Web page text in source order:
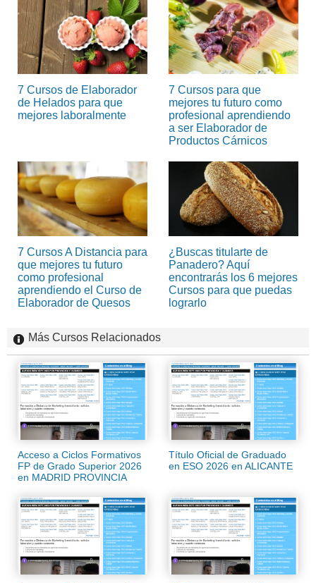
7 Cursos de Elaborador
de Helados para que
mejores laboralmente
7 Cursos para que
mejores tu futuro como
profesional aprendiendo
a ser Elaborador de
Productos Cárnicos
7 Cursos A Distancia para
que mejores tu futuro
como profesional
aprendiendo el Curso de
Elaborador de Quesos
¿Buscas titularte de
Panadero? Aquí
encontrarás los 6 mejores
Cursos para que puedas
lograrlo
Más Cursos Relacionados
Acceso a Ciclos Formativos
FP de Grado Superior 2026
en MADRID PROVINCIA
Título Oficial de Graduado
en ESO 2026 en ALICANTE